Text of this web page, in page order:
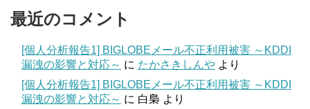
最近のコメント
[個人分析報告1] BIGLOBEメール不正利用被害 ～KDDI
漏洩の影響と対応～ に たかさきしんや より
[個人分析報告1] BIGLOBEメール不正利用被害 ～KDDI
漏洩の影響と対応～ に 白梟 より